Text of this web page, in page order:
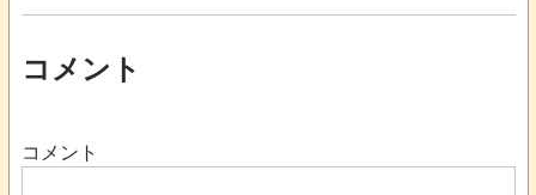
コメント
コメント